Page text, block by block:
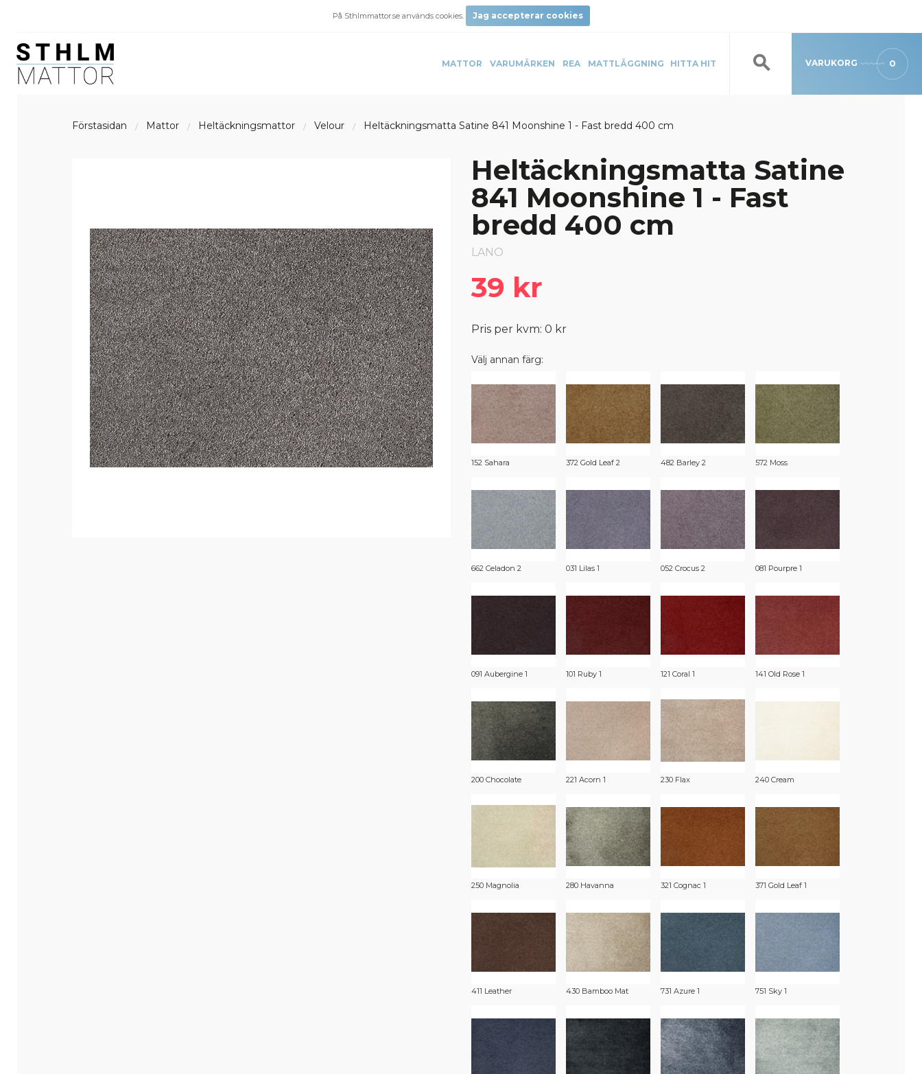
På Sthlmmattor.se används cookies. Jag accepterar cookies
0
VARUKORG
MATTOR VARUMÄRKEN REA MATTLÄGGNING HITTA HIT
Förstasidan Mattor Heltäckningsmattor Velour Heltäckningsmatta Satine 841 Moonshine 1 - Fast bredd 400 cm
Heltäckningsmatta Satine
841 Moonshine 1 - Fast
bredd 400 cm
LANO
39 kr
Pris per kvm: 0 kr
Välj annan färg:
152 Sahara 372 Gold Leaf 2 482 Barley 2 572 Moss
662 Celadon 2 031 Lilas 1 052 Crocus 2 081 Pourpre 1
091 Aubergine 1 101 Ruby 1 121 Coral 1 141 Old Rose 1
200 Chocolate 221 Acorn 1 230 Flax 240 Cream
250 Magnolia 280 Havanna 321 Cognac 1 371 Gold Leaf 1
411 Leather 430 Bamboo Mat 731 Azure 1 751 Sky 1